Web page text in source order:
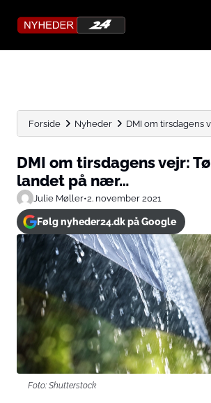
Forside Nyheder DMI om tirsdagens
DMI om tirsdagens vejr:
landet på nær…
Julie Møller•2. november 2021
Følg nyheder24.dk på Google
Foto: Shutterstock